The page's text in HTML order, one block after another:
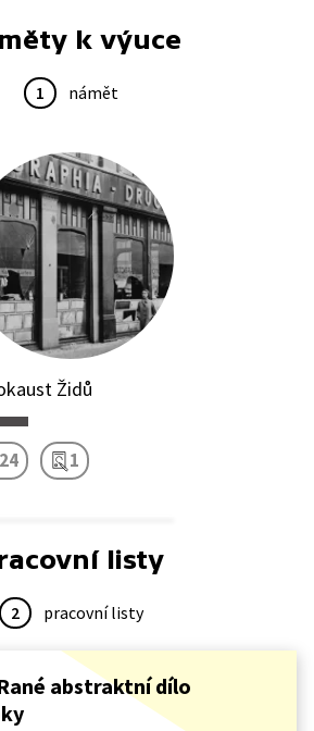
k výuce
1 námět
Židů
24 1
listy
2 pracovní listy
abstraktní dílo